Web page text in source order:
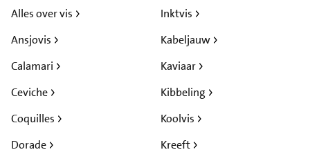
Alles over vis
Ansjovis
Calamari
Ceviche
Coquilles
Dorade
Inktvis
Kabeljauw
Kaviaar
Kibbeling
Koolvis
Kreeft